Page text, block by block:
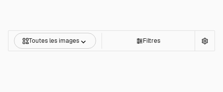
Toutes les images Filtres